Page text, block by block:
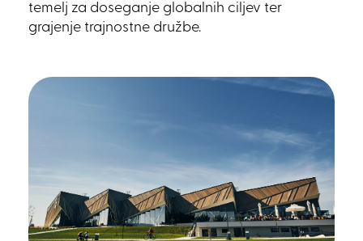
temelj za doseganje globalnih ciljev ter
grajenje trajnostne družbe.